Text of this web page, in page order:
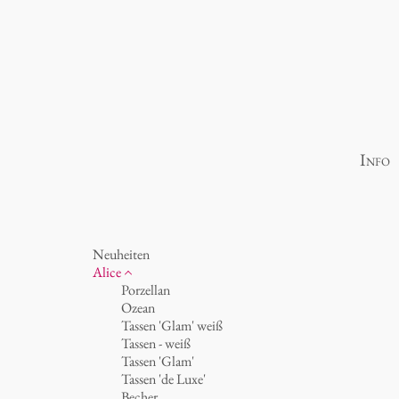
Info
Neuheiten
Alice
Porzellan
Ozean
Tassen 'Glam' weiß
Tassen - weiß
Tassen 'Glam'
Tassen 'de Luxe'